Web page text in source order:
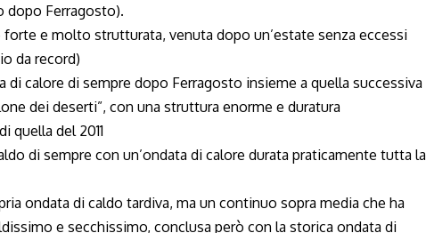
dopo Ferragosto).
e molto strutturata, venuta dopo un’estate senza eccessi
da record)
di calore di sempre dopo Ferragosto insieme a quella successiva
dei deserti”, con una struttura enorme e duratura
quella del 2011
di sempre con un’ondata di calore durata praticamente tutta la
ondata di caldo tardiva, ma un continuo sopra media che ha
e secchissimo, conclusa però con la storica ondata di